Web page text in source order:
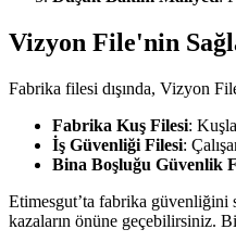
Vizyon File'nin
Fabrika filesi dışında, Vizyon
Fabrika Kuş Filesi:
İş Güvenliği Filesi:
Bina Boşluğu Güvenlik
Etimesgut’ta fabrika
kazaların önüne geçebilirsiniz.